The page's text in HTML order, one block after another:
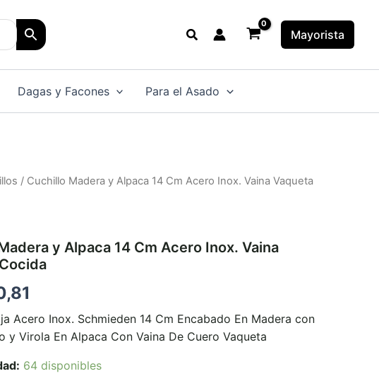
Buscar Mayorista
Dagas y Facones Para el Asado
/ Cuchillo Madera y Alpaca 14 Cm Acero Inox. Vaina Vaqueta
y Alpaca 14 Cm Acero Inox. Vaina
Acero Inox. Schmieden 14 Cm Encabado En Madera con
y Virola En Alpaca Con Vaina De Cuero Vaqueta
64 disponibles